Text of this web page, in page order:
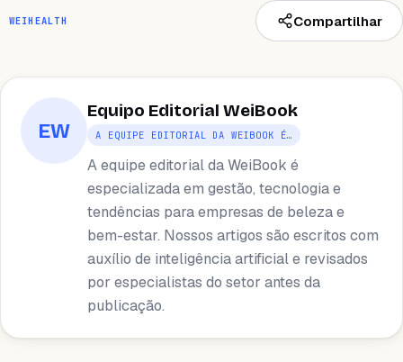
WEIHEALTH Compartilhar
EW
Equipo Editorial WeiBook
A EQUIPE EDITORIAL DA WEIBOOK É…
A equipe editorial da WeiBook é
especializada em gestão, tecnologia e
tendências para empresas de beleza e
bem-estar. Nossos artigos são escritos com
auxílio de inteligência artificial e revisados ​​
por especialistas do setor antes da
publicação.